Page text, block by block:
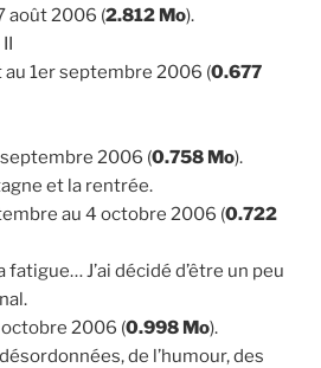
août 2006 (2.812 Mo).
au 1er septembre 2006 (0.677
septembre 2006 (0.758 Mo).
et la rentrée.
au 4 octobre 2006 (0.722
J’ai décidé d’être un peu
octobre 2006 (0.998 Mo).
de l’humour, des